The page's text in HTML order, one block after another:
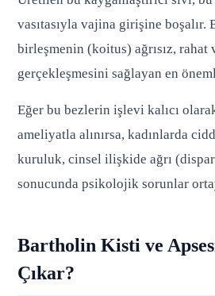
vasıtasıyla vajina girişine boşalır.
birleşmenin (koitus) ağrısız, rahat
gerçekleşmesini sağlayan en
Eğer bu bezlerin işlevi kalıcı
ameliyatla alınırsa, kadınlarda
kuruluk, cinsel ilişkide ağrı
sonucunda psikolojik sorunlar
Bartholin Kisti ve
Çıkar?